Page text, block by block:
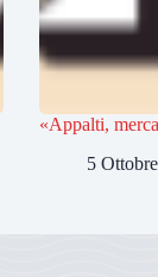
«Appalti,
5